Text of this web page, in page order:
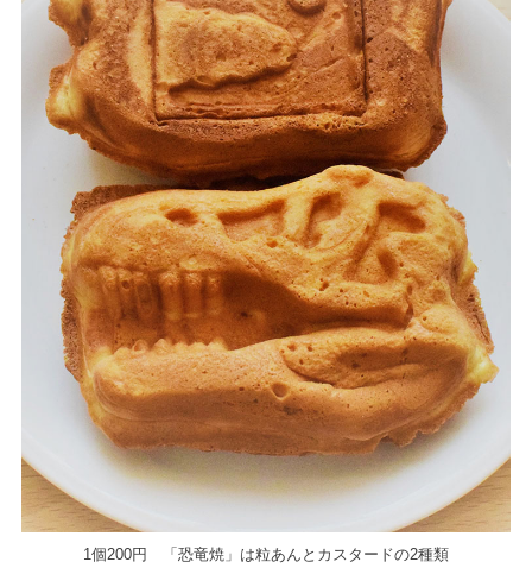
1個200円 「恐竜焼」は粒あんとカスタードの2種類